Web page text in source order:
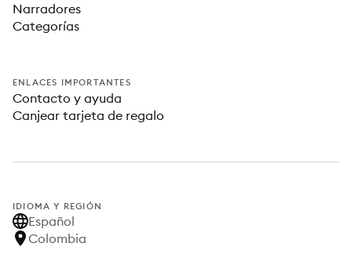
Narradores
Categorías
ENLACES IMPORTANTES
Contacto y ayuda
Canjear tarjeta de regalo
IDIOMA Y REGIÓN
Español
Colombia